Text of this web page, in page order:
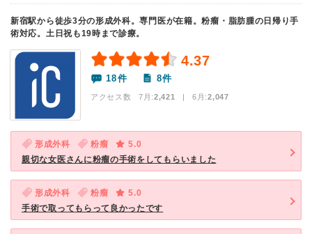
新宿駅から徒歩3分の形成外科。専門医が在籍。粉瘤・脂肪腫の日帰り手
術対応。土日祝も19時まで診療。
4.37
18件 8件
アクセス数 7月:2,421 | 6月:2,047
形成外科 粉瘤
5.0
親切な女医さんに粉瘤の手術をしてもらいました
形成外科 粉瘤
5.0
手術で取ってもらって良かったです